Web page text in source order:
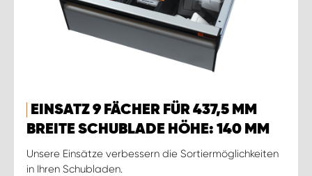
EINSATZ 9 FÄCHER FÜR 437,5 MM
BREITE SCHUBLADE HÖHE: 140 MM
Unsere Einsätze verbessern die Sortiermöglichkeiten
in Ihren Schubladen.